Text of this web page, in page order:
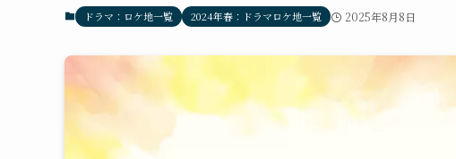
ドラマ：ロケ地一覧 2024年春：ドラマロケ地一覧 2025年8月8日